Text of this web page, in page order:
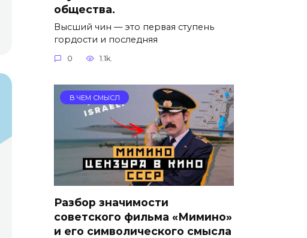
общества.
Высший чин — это первая ступень
гордости и последняя
0 1.1k.
В ЧЕМ СМЫСЛ
Разбор значимости
советского фильма «Мимино»
и его символического смысла